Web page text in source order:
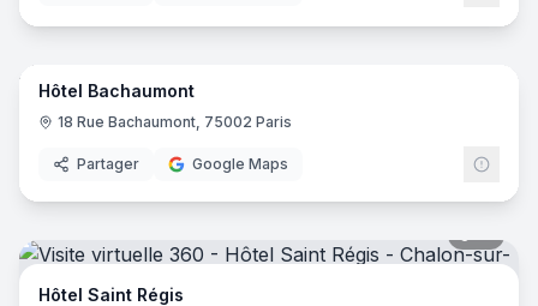
10
Hôtel Bachaumont
18 Rue Bachaumont, 75002 Paris
Partager Google Maps
Hôtel Saint Régis